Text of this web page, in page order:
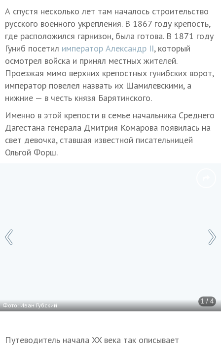
А спустя несколько лет там началось строительство
русского военного укрепления. В 1867 году крепость,
где расположился гарнизон, была готова. В 1871 году
Гуниб посетил император Александр II, который
осмотрел войска и принял местных жителей.
Проезжая мимо верхних крепостных гунибских ворот,
император повелел назвать их Шамилевскими, а
нижние — в честь князя Барятинского.
Именно в этой крепости в семье начальника Среднего
Дагестана генерала Дмитрия Комарова появилась на
свет девочка, ставшая известной писательницей
Ольгой Форш.
1 / 4
Фото: Иван Губский
Путеводитель начала XX века так описывает